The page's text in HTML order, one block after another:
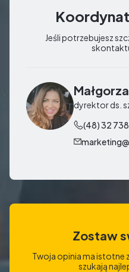
Jeśli potrzebujesz
dyrektor ds.
(48) 32 738
Zostaw
Twoja opinia ma istotne
szukają